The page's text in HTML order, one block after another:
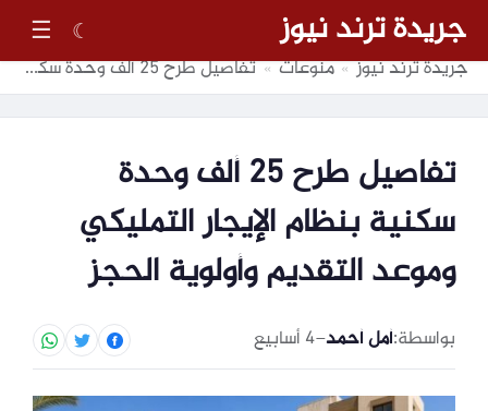
جريدة ترند نيوز ☾
☰
جريدة ترند نيوز » منوعات » تفاصيل طرح 25 ألف وحدة سكنية بنظام الإيجار التمليكي وموعد التقديم وأولوية الحجز
تفاصيل طرح 25 ألف وحدة
سكنية بنظام الإيجار التمليكي
وموعد التقديم وأولوية الحجز
بواسطة:أمل أحمد–4 أسابيع